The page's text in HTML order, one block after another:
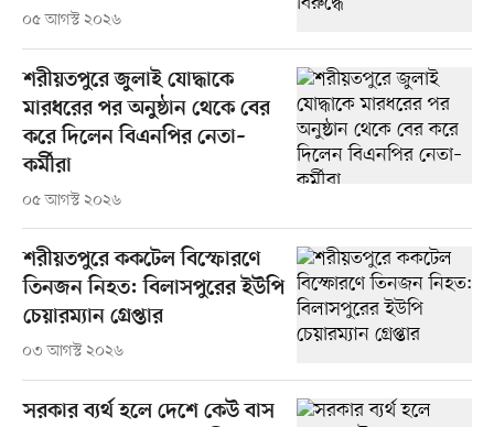
০৫ আগস্ট ২০২৬
শরীয়তপুরে জুলাই যোদ্ধাকে
মারধরের পর অনুষ্ঠান থেকে বের
করে দিলেন বিএনপির নেতা–
কর্মীরা
০৫ আগস্ট ২০২৬
শরীয়তপুরে ককটেল বিস্ফোরণে
তিনজন নিহত: বিলাসপুরের ইউপি
চেয়ারম্যান গ্রেপ্তার
০৩ আগস্ট ২০২৬
সরকার ব্যর্থ হলে দেশে কেউ বাস